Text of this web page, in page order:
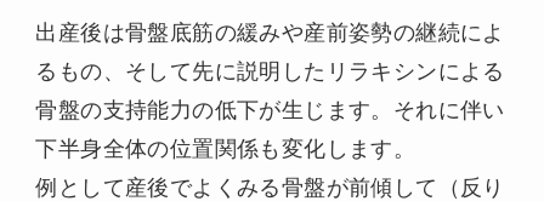
出産後は骨盤底筋の緩みや産前姿勢の継続によ
るもの、そして先に説明したリラキシンによる
骨盤の支持能力の低下が生じます。それに伴い
下半身全体の位置関係も変化します。
例として産後でよくみる骨盤が前傾して（反り